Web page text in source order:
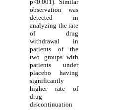
p<0.001). Similar
observation was
detected in
analyzing the rate
of drug
withdrawal in
patients of the
two groups with
patients under
placebo having
significantly
higher rate of
drug
discontinuation